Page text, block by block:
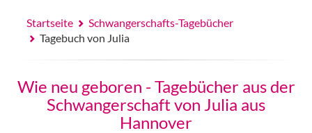
Startseite
Schwangerschafts-Tagebücher
Tagebuch von Julia
Wie neu geboren - Tagebücher aus der
Schwangerschaft von Julia aus
Hannover